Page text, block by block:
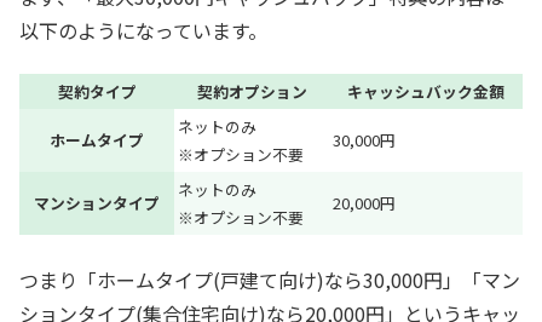
以下のようになっています。
契約タイプ 契約オプション キャッシュバック金額
ホームタイプ
ネットのみ
※オプション不要
30,000円
マンションタイプ
ネットのみ
※オプション不要
20,000円
つまり「ホームタイプ(戸建て向け)なら30,000円」「マン
ションタイプ(集合住宅向け)なら20,000円」というキャッ